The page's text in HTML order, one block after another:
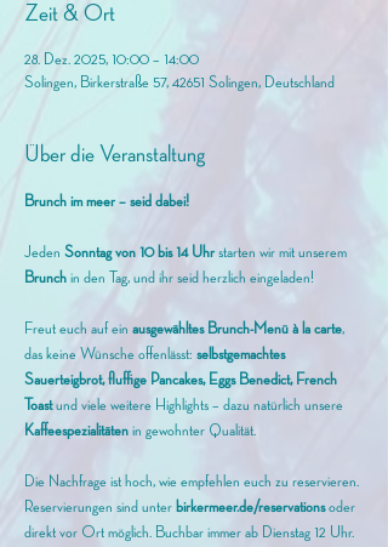
Zeit & Ort
28. Dez. 2025, 10:00 – 14:00
Solingen, Birkerstraße 57, 42651 Solingen, Deutschland
Über die Veranstaltung
Brunch im meer – seid dabei!
Jeden Sonntag von 10 bis 14 Uhr starten wir mit unserem
Brunch in den Tag, und ihr seid herzlich eingeladen!
Freut euch auf ein ausgewähltes Brunch-Menü à la carte,
das keine Wünsche offenlässt: selbstgemachtes
Sauerteigbrot, fluffige Pancakes, Eggs Benedict, French
Toast und viele weitere Highlights – dazu natürlich unsere
Kaffeespezialitäten in gewohnter Qualität.
Die Nachfrage ist hoch, wie empfehlen euch zu reservieren.
Reservierungen sind unter birkermeer.de/reservations oder
direkt vor Ort möglich. Buchbar immer ab Dienstag 12 Uhr.